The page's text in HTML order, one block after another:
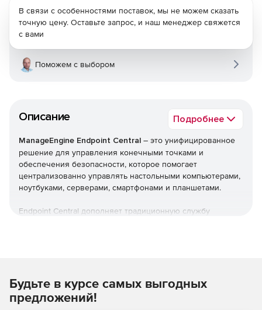
Описание Подробнее
ManageEngine Endpoint Central – это унифицированное
решение для управления конечными точками и
обеспечения безопасности, которое помогает
централизованно управлять настольными компьютерами,
ноутбуками, серверами, смартфонами и планшетами.
Endpoint Central дополняет традиционную службу
образов и развертывание ОС. Кроме того,решение
позволяет управлять активами и лицензиями на ПО,
отслеживать статистику использования ПО, управлять
В связи с особенностями поставок, мы не можем сказать
точную цену. Оставьте запрос, и наш менеджер свяжется
с вами
Поможем с выбором
Будьте в курсе самых выгодных
предложений!